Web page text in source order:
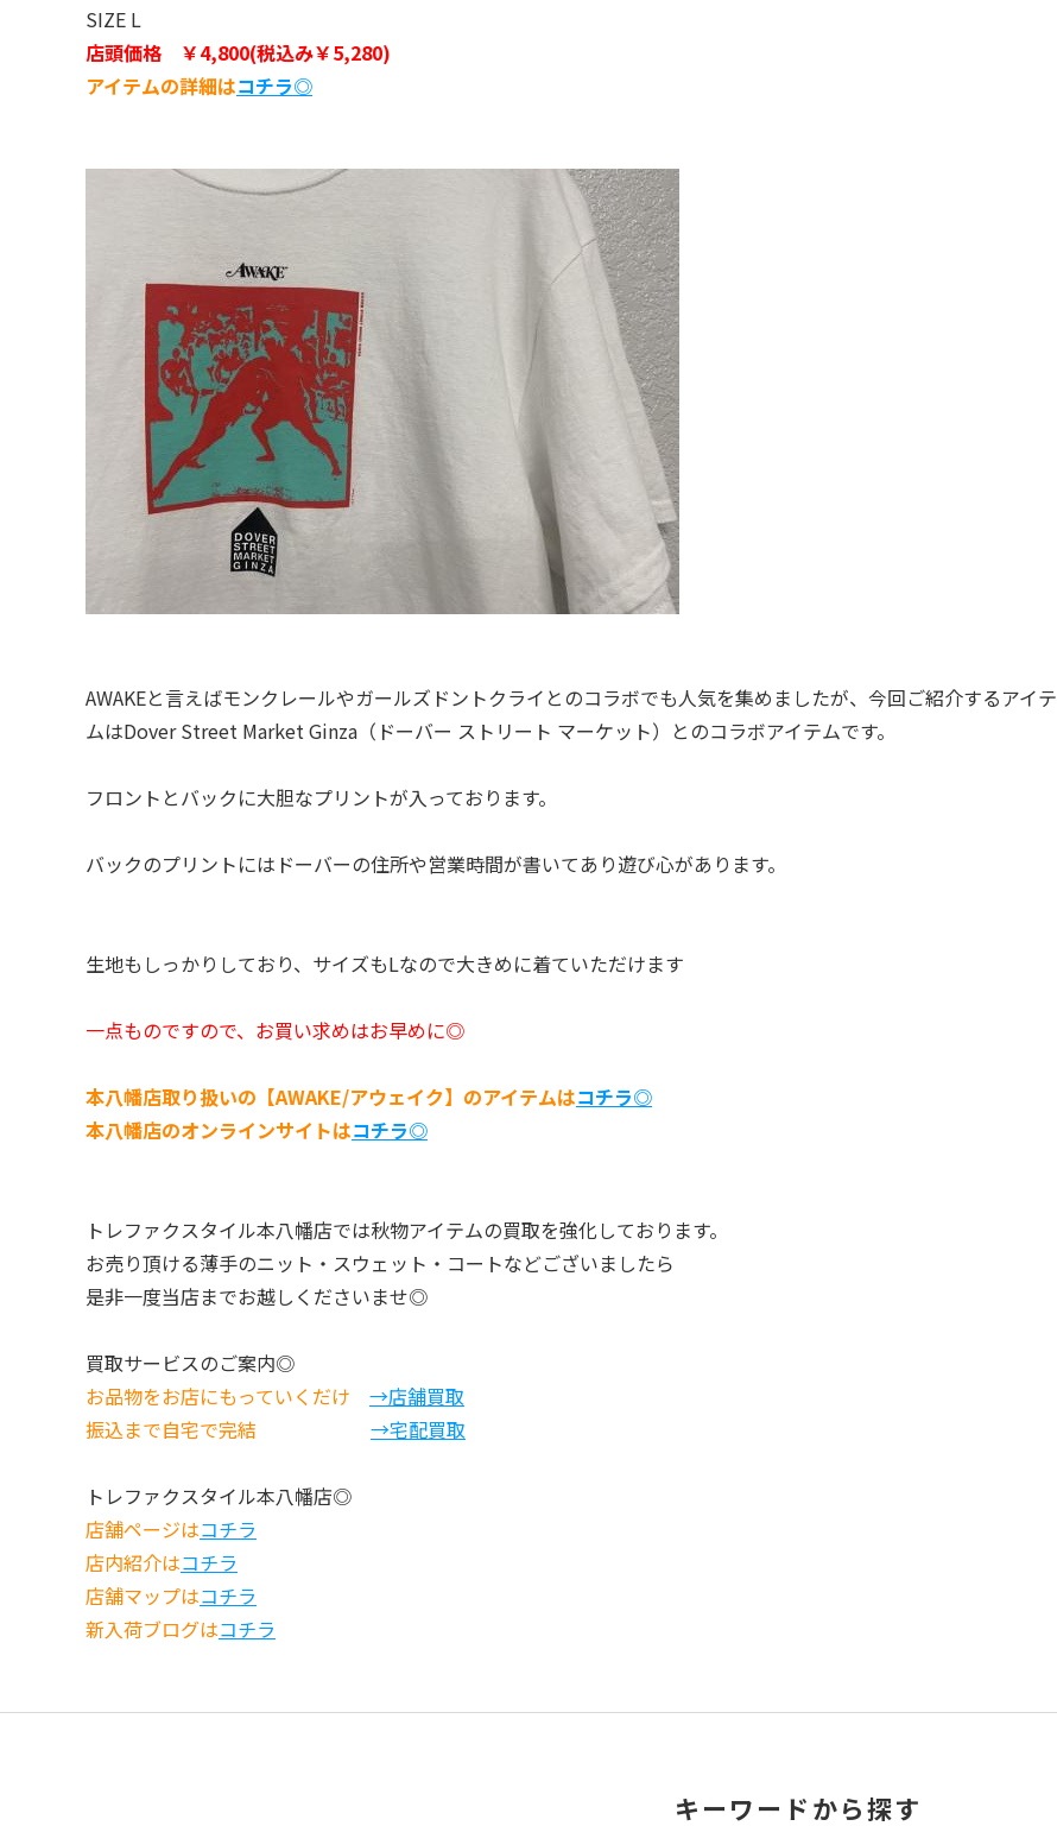
SIZE L
店頭価格 ￥4,800(税込み￥5,280)
アイテムの詳細はコチラ◎
AWAKEと言えばモンクレールやガールズドントクライとのコラボでも人気を集めましたが、今回ご紹介するアイテ
ムはDover Street Market Ginza（ドーバー ストリート マーケット）とのコラボアイテムです。
フロントとバックに大胆なプリントが入っております。
バックのプリントにはドーバーの住所や営業時間が書いてあり遊び心があります。
生地もしっかりしており、サイズもLなので大きめに着ていただけます
一点ものですので、お買い求めはお早めに◎
本八幡店取り扱いの【AWAKE/アウェイク】のアイテムはコチラ◎
本八幡店のオンラインサイトはコチラ◎
トレファクスタイル本八幡店では秋物アイテムの買取を強化しております。
お売り頂ける薄手のニット・スウェット・コートなどございましたら
​是非一度当店までお越しくださいませ◎
買取サービスのご案内◎
お品物をお店にもっていくだけ
→店舗買取
振込まで自宅で完結
→宅配買取
トレファクスタイル本八幡店◎
店舗ページはコチラ
店内紹介はコチラ
店舗マップはコチラ
新入荷ブログはコチラ
キーワードから探す